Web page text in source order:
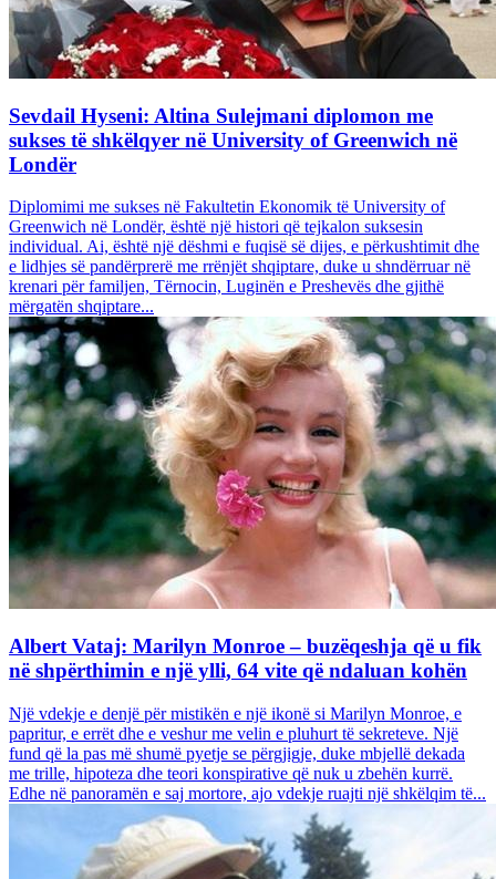
Sevdail Hyseni: Altina Sulejmani diplomon me
sukses të shkëlqyer në University of Greenwich në
Londër
Diplomimi me sukses në Fakultetin Ekonomik të University of
Greenwich në Londër, është një histori që tejkalon suksesin
individual. Ai, është një dëshmi e fuqisë së dijes, e përkushtimit dhe
e lidhjes së pandërprerë me rrënjët shqiptare, duke u shndërruar në
krenari për familjen, Tërnocin, Luginën e Preshevës dhe gjithë
mërgatën shqiptare...
Albert Vataj: Marilyn Monroe – buzëqeshja që u fik
në shpërthimin e një ylli, 64 vite që ndaluan kohën
Një vdekje e denjë për mistikën e një ikonë si Marilyn Monroe, e
papritur, e errët dhe e veshur me velin e pluhurt të sekreteve. Një
fund që la pas më shumë pyetje se përgjigje, duke mbjellë dekada
me trille, hipoteza dhe teori konspirative që nuk u zbehën kurrë.
Edhe në panoramën e saj mortore, ajo vdekje ruajti një shkëlqim të...